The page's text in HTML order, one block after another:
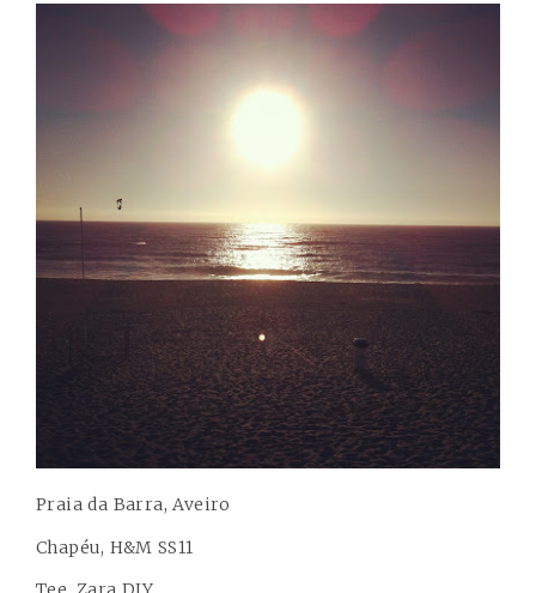
Praia da Barra, Aveiro
Chapéu, H&M SS11